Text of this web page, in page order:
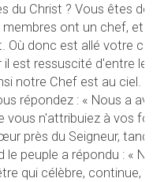
du Christ ? Vous êtes
ont un chef, et si
Où donc est allé votre
est ressuscité d'entre les
notre Chef est au ciel.
répondez : « Nous a
vous n'attribuiez à vos
près du Seigneur, tandis
le peuple a répondu : «
qui célèbre, continue, et